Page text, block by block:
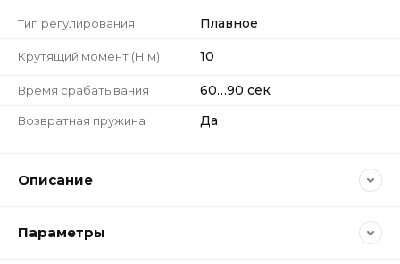
Тип регулирования Плавное
Крутящий момент (Н·м) 10
Время срабатывания 60…90 сек
Возвратная пружина Да
Описание
Параметры